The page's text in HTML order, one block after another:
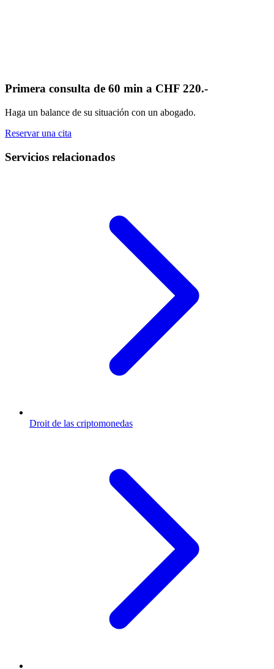
Primera consulta de 60 min a CHF 220.-
Haga un balance de su situación con un abogado.
Reservar una cita
Servicios relacionados
Droit de las criptomonedas